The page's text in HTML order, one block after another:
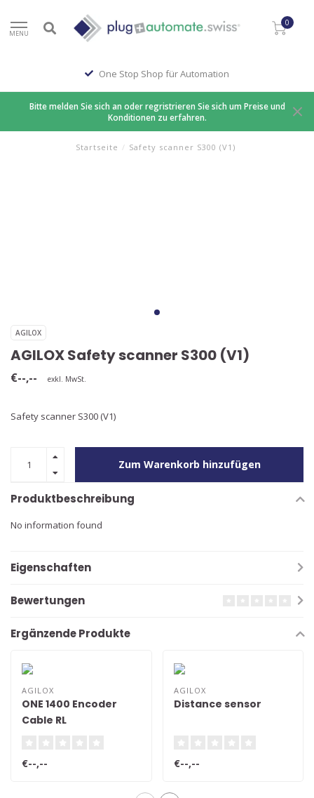
MENU
0
One Stop Shop für Automation
Bitte melden Sie sich an oder regristrieren Sie sich um Preise und
Konditionen zu erfahren.
Startseite / Safety scanner S300 (V1)
AGILOX
AGILOX Safety scanner S300 (V1)
€--,-- exkl. MwSt.
Safety scanner S300 (V1)
Zum Warenkorb hinzufügen
Produktbeschreibung
No information found
Eigenschaften
Bewertungen
Ergänzende Produkte
AGILOX
ONE 1400 Encoder
Cable RL
€--,--
AGILOX
Distance sensor
€--,--